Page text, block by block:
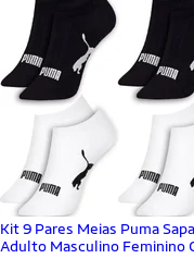
Kit 9 Pares Meias Puma
Adulto Masculino Feminino